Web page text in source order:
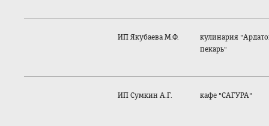
ИП Якубаева М.Ф.
кулинария
пекарь"
ИП Сумкин А.Г. кафе "САГУРА"